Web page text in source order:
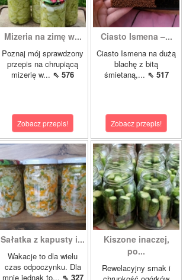
Mizeria na zimę w...
Poznaj mój sprawdzony
przepis na chrupiącą
mizerię w... ⇖ 576
Zobacz przepis!
Ciasto Ismena –...
Ciasto Ismena na dużą
blachę z bitą
śmietaną,... ⇖ 517
Zobacz przepis!
Sałatka z kapusty i...
Wakacje to dla wielu
czas odpoczynku. Dla
mnie jednak to... ⇖ 327
Kiszone inaczej,
po...
Rewelacyjny smak i